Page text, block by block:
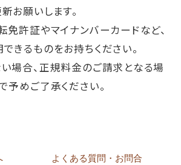
お願いします。
免許証やマイナンバーカードなど、
きるものをお持ちください。
場合、正規料金のご請求となる場
予めご了承ください。
よくある質問・お問合